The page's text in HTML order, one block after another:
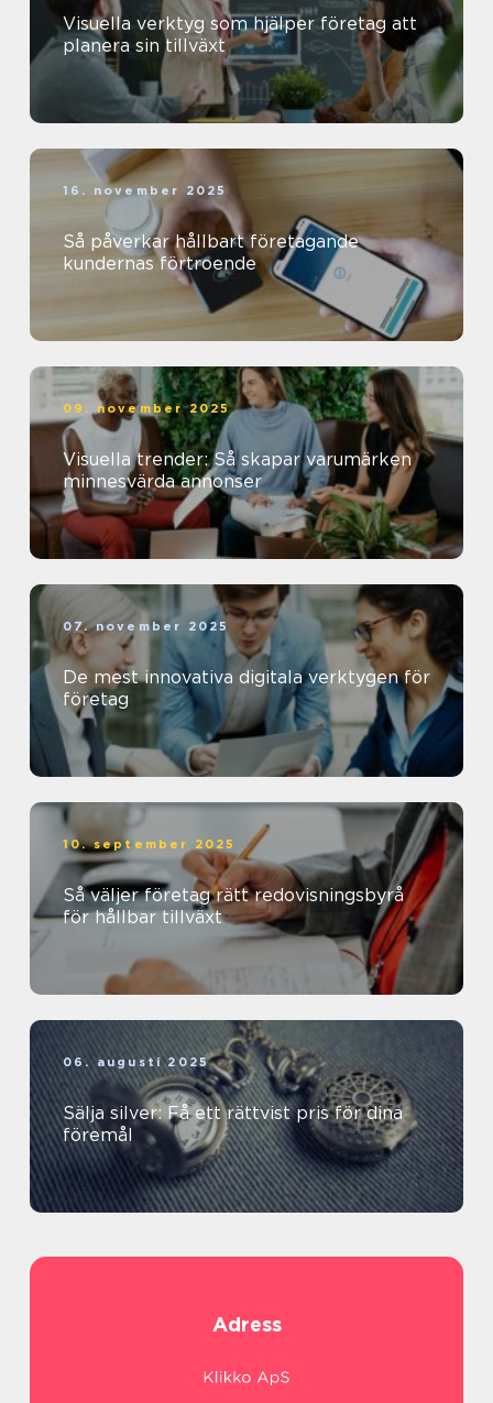
Visuella verktyg som hjälper företag att
planera sin tillväxt
16. november 2025
Så påverkar hållbart företagande
kundernas förtroende
09. november 2025
Visuella trender: Så skapar varumärken
minnesvärda annonser
07. november 2025
De mest innovativa digitala verktygen för
företag
10. september 2025
Så väljer företag rätt redovisningsbyrå
för hållbar tillväxt
06. augusti 2025
Sälja silver: Få ett rättvist pris för dina
föremål
Adress